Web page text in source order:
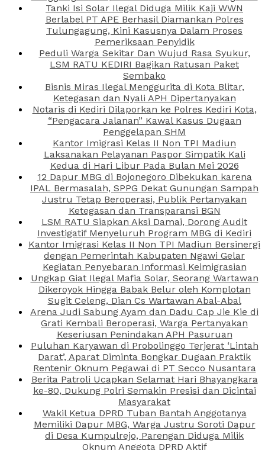
Tanki Isi Solar Ilegal Diduga Milik Kaji WWN
Berlabel PT APE Berhasil Diamankan Polres
Tulungagung, Kini Kasusnya Dalam Proses
Pemeriksaan Penyidik
Peduli Warga Sekitar Dan Wujud Rasa Syukur,
LSM RATU KEDIRI Bagikan Ratusan Paket
Sembako
Bisnis Miras Ilegal Menggurita di Kota Blitar,
Ketegasan dan Nyali APH Dipertanyakan
Notaris di Kediri Dilaporkan ke Polres Kediri Kota,
“Pengacara Jalanan” Kawal Kasus Dugaan
Penggelapan SHM
Kantor Imigrasi Kelas II Non TPI Madiun
Laksanakan Pelayanan Paspor Simpatik Kali
Kedua di Hari Libur Pada Bulan Mei 2026
12 Dapur MBG di Bojonegoro Dibekukan karena
IPAL Bermasalah, SPPG Dekat Gunungan Sampah
Justru Tetap Beroperasi, Publik Pertanyakan
Ketegasan dan Transparansi BGN
LSM RATU Siapkan Aksi Damai, Dorong Audit
Investigatif Menyeluruh Program MBG di Kediri
Kantor Imigrasi Kelas II Non TPI Madiun Bersinergi
dengan Pemerintah Kabupaten Ngawi Gelar
Kegiatan Penyebaran Informasi Keimigrasian
Ungkap Giat Ilegal Mafia Solar, Seorang Wartawan
Dikeroyok Hingga Babak Belur oleh Komplotan
Sugit Celeng, Dian Cs Wartawan Abal-Abal
Arena Judi Sabung Ayam dan Dadu Cap Jie Kie di
Grati Kembali Beroperasi, Warga Pertanyakan
Keseriusan Penindakan APH Pasuruan
Puluhan Karyawan di Probolinggo Terjerat ‘Lintah
Darat’, Aparat Diminta Bongkar Dugaan Praktik
Rentenir Oknum Pegawai di PT Secco Nusantara
Berita Patroli Ucapkan Selamat Hari Bhayangkara
ke-80, Dukung Polri Semakin Presisi dan Dicintai
Masyarakat
Wakil Ketua DPRD Tuban Bantah Anggotanya
Memiliki Dapur MBG, Warga Justru Soroti Dapur
di Desa Kumpulrejo, Parengan Diduga Milik
Oknum Anggota DPRD Aktif